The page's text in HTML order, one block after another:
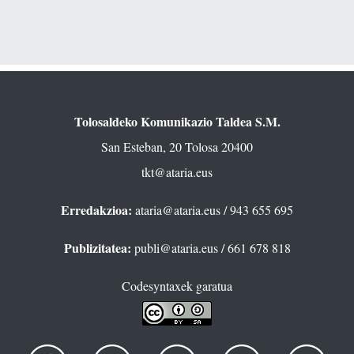
Tolosaldeko Komunikazio Taldea S.M.
San Esteban, 20 Tolosa 20400
tkt@ataria.eus
Erredakzioa: ataria@ataria.eus/ 943 655 695
Publizitatea: publi@ataria.eus/ 661 678 818
Codesyntaxek garatua